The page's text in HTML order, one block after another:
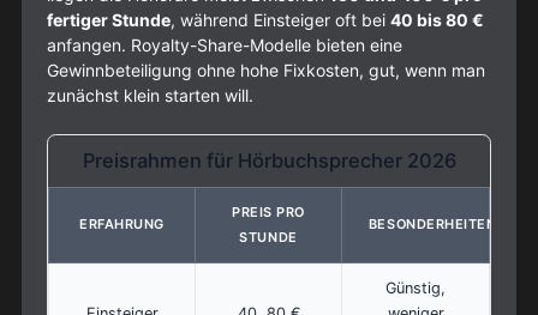
fertiger Stunde, während Einsteiger oft bei 40 bis 80 €
anfangen. Royalty-Share-Modelle bieten eine
Gewinnbeteiligung ohne hohe Fixkosten, gut, wenn man
zunächst klein starten will.
Preisrahmen für Hörbuchsprecher 2026
ERFAHRUNG
PREIS PRO
STUNDE
BESONDERHEITEN
Günstig,